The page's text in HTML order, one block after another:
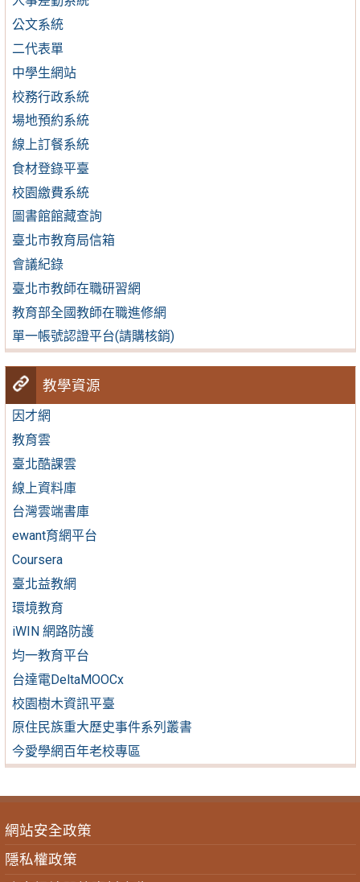
公文系統
二代表單
中學生網站
校務行政系統
場地預約系統
線上訂餐系統
食材登錄平臺
校園繳費系統
圖書館館藏查詢
臺北市教育局信箱
會議紀錄
臺北市教師在職研習網
教育部全國教師在職進修網
單一帳號認證平台(請購核銷)
教學資源
因才網
教育雲
臺北酷課雲
線上資料庫
台灣雲端書庫
ewant育網平台
Coursera
臺北益教網
環境教育
iWIN 網路防護
均一教育平台
台達電DeltaMOOCx
校園樹木資訊平臺
原住民族重大歷史事件系列叢書
今愛學網百年老校專區
網站安全政策
隱私權政策